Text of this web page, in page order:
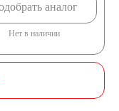
аналог
Нет в наличии